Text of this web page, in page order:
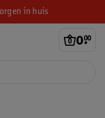
in huis
0.
00